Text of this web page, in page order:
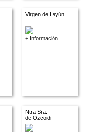
Virgen de Leyún
+ Información
Ntra Sra.
de Ozcoidi